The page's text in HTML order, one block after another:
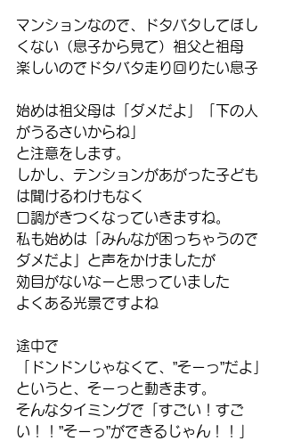
マンションなので、ドタバタしてほし
くない（息子から見て）祖父と祖母
楽しいのでドタバタ走り回りたい息子
始めは祖父母は「ダメだよ」「下の人
がうるさいからね」
と注意をします。
しかし、テンションがあがった子ども
は聞けるわけもなく
口調がきつくなっていきますね。
私も始めは「みんなが困っちゃうので
ダメだよ」と声をかけましたが
効目がないなーと思っていました
よくある光景ですよね
途中で
「ドンドンじゃなくて、”そーっ”だよ」
というと、そーっと動きます。
そんなタイミングで「すごい！すご
い！！”そーっ”ができるじゃん！！」